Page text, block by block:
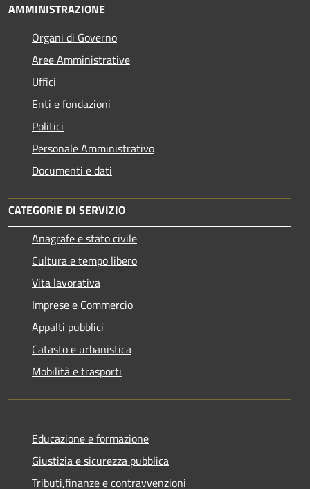
AMMINISTRAZIONE
Organi di Governo
Aree Amministrative
Uffici
Enti e fondazioni
Politici
Personale Amministrativo
Documenti e dati
CATEGORIE DI SERVIZIO
Anagrafe e stato civile
Cultura e tempo libero
Vita lavorativa
Imprese e Commercio
Appalti pubblici
Catasto e urbanistica
Mobilità e trasporti
Educazione e formazione
Giustizia e sicurezza pubblica
Tributi,finanze e contravvenzioni